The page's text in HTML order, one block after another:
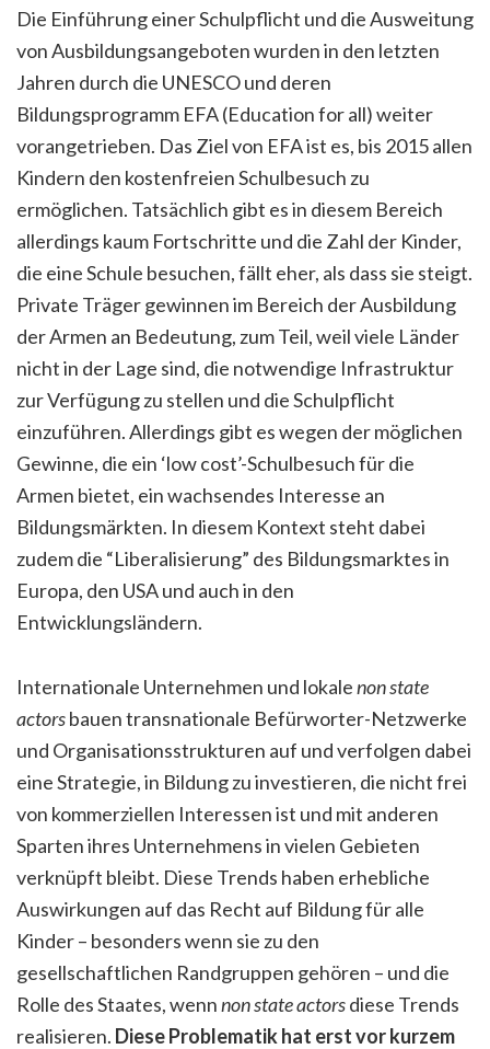
Die Einführung einer Schulpflicht und die Ausweitung
von Ausbildungsangeboten wurden in den letzten
Jahren durch die UNESCO und deren
Bildungsprogramm EFA (Education for all) weiter
vorangetrieben. Das Ziel von EFA ist es, bis 2015 allen
Kindern den kostenfreien Schulbesuch zu
ermöglichen. Tatsächlich gibt es in diesem Bereich
allerdings kaum Fortschritte und die Zahl der Kinder,
die eine Schule besuchen, fällt eher, als dass sie steigt.
Private Träger gewinnen im Bereich der Ausbildung
der Armen an Bedeutung, zum Teil, weil viele Länder
nicht in der Lage sind, die notwendige Infrastruktur
zur Verfügung zu stellen und die Schulpflicht
einzuführen. Allerdings gibt es wegen der möglichen
Gewinne, die ein ‘low cost’-Schulbesuch für die
Armen bietet, ein wachsendes Interesse an
Bildungsmärkten. In diesem Kontext steht dabei
zudem die “Liberalisierung” des Bildungsmarktes in
Europa, den USA und auch in den
Entwicklungsländern.
Internationale Unternehmen und lokalenon state
actorsbauen transnationale Befürworter-Netzwerke
und Organisationsstrukturen auf und verfolgen dabei
eine Strategie, in Bildung zu investieren, die nicht frei
von kommerziellen Interessen ist und mit anderen
Sparten ihres Unternehmens in vielen Gebieten
verknüpft bleibt. Diese Trends haben erhebliche
Auswirkungen auf das Recht auf Bildung für alle
Kinder – besonders wenn sie zu den
gesellschaftlichen Randgruppen gehören – und die
Rolle des Staates, wennnon state actorsdiese Trends
realisieren. Diese Problematik hat erst vor kurzem